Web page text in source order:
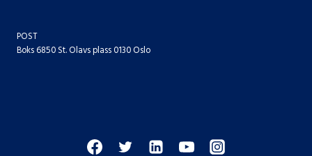
POST
Boks 6850 St. Olavs plass 0130 Oslo